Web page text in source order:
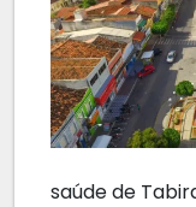
saúde de